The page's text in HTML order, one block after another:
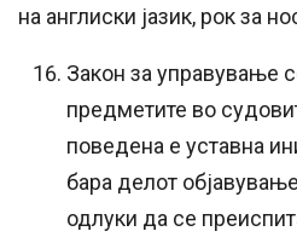
на англиски јазик, рок за
Закон за управување
предметите во
поведена е уставна
бара делот
одлуки да се